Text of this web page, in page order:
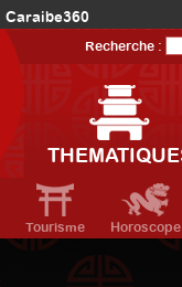
Caraibe360
AmériqueDuNord360
Recherche :
Tourisme Horoscope